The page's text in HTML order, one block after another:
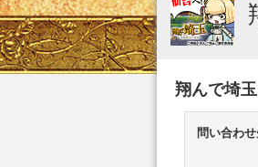
翔んで埼
問い合わ